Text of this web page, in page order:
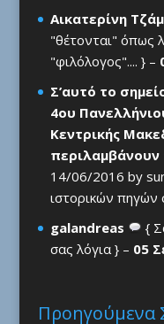
Αικατερίνη
"θέτονται" όπως
"φιλόλογος".... } –
Σ’αυτό το
4ου
Κεντρικής
περιλαμβάνουν
14/06/2016 by
ιστορικών πηγών
galandreas
{
σας λόγια } – 05
Προηγούμενα